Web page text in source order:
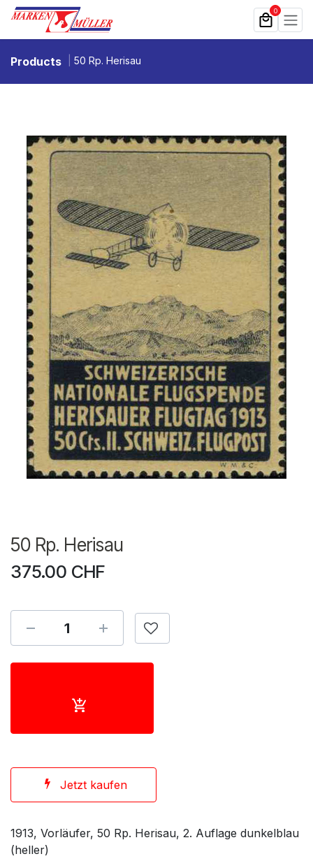
Zum Inhalt springen 0
Products 50 Rp. Herisau
50 Rp. Herisau
375.00 CHF
Jetzt kaufen
1913, Vorläufer, 50 Rp. Herisau, 2. Auflage dunkelblau
(heller)